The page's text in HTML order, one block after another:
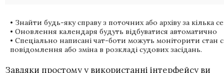
• Знайти будь-яку справу з поточних або архіву за кілька
• Оновлення календаря будуть відбуватися автоматично
• Спеціально написані чат-боти можуть моніторити стан
повідомлення або зміна в розкладі судових засідань.
Завдяки простому у використанні інтерфейсу ви